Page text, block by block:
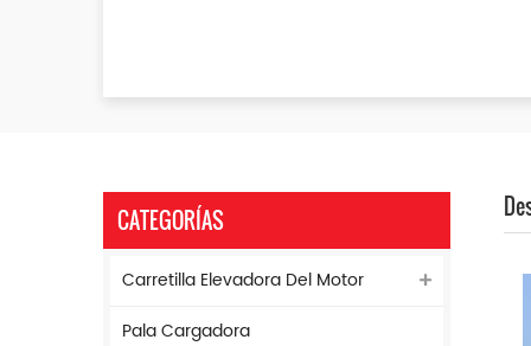
CATEGORÍAS
Carretilla Elevadora Del Motor
Pala Cargadora